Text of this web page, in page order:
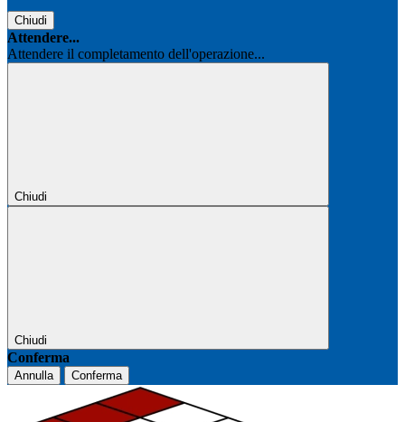
Chiudi
Attendere...
Attendere il completamento dell'operazione...
Chiudi
Chiudi
Conferma
Annulla Conferma